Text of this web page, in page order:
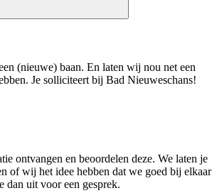
(nieuwe) baan. En laten wij nou net een
Je solliciteert bij Bad Nieuweschans!
ontvangen en beoordelen deze. We laten je
of wij het idee hebben dat we goed bij elkaar
dan uit voor een gesprek.